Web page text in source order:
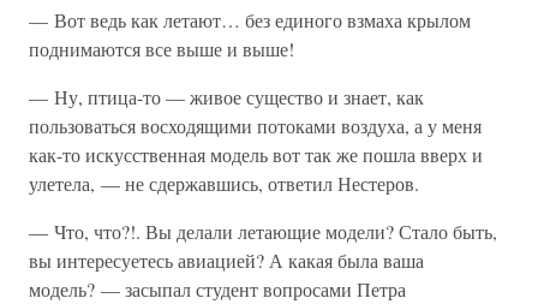
— Вот ведь как летают… без единого взмаха крылом
поднимаются все выше и выше!
— Ну, птица-то — живое существо и знает, как
пользоваться восходящими потоками воздуха, а у меня
как-то искусственная модель вот так же пошла вверх и
улетела, — не сдержавшись, ответил Нестеров.
— Что, что?!. Вы делали летающие модели? Стало быть,
вы интересуетесь авиацией? А какая была ваша
модель? — засыпал студент вопросами Петра